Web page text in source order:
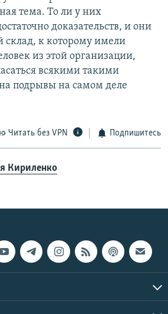
тема. То ли у них
доказательств, и они
к которому имели
из этой организации,
всякими такими
подрывы на самом деле
Читать без VPN Подпишитесь
Кириленко